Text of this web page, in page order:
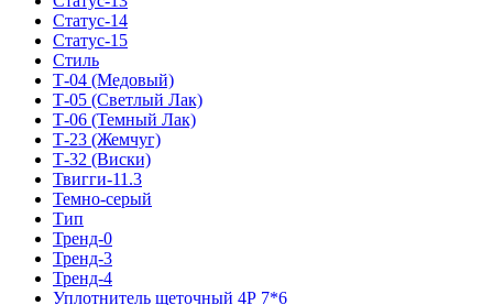
Статус-14
Статус-15
Стиль
Т-04 (Медовый)
Т-05 (Светлый Лак)
Т-06 (Темный Лак)
Т-23 (Жемчуг)
Т-32 (Виски)
Твигги-11.3
Темно-серый
Тип
Тренд-0
Тренд-3
Тренд-4
Уплотнитель щеточный 4Р 7*6